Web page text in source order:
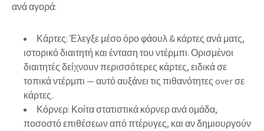
ανά αγορά:
Κάρτες:Έλεγξε μέσο όρο φάουλ & κάρτες ανά ματς,
ιστορικό διαιτητή και ένταση του ντέρμπι. Ορισμένοι
διαιτητές δείχνουν περισσότερες κάρτες, ειδικά σε
τοπικά ντέρμπι — αυτό αυξάνει τις πιθανότητες over σε
κάρτες.
Κόρνερ: Κοίτα στατιστικά κόρνερ ανά ομάδα,
ποσοστό επιθέσεων από πτέρυγες, και αν δημιουργούν